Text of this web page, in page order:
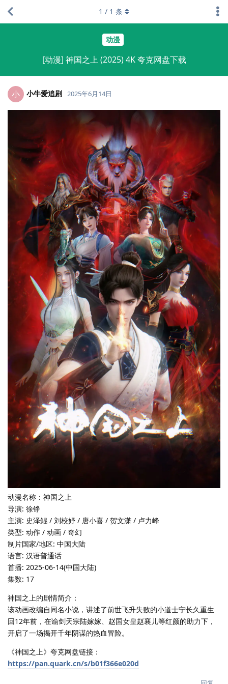
动漫
[动漫] 神国之上 (2025) 4K 夸克网盘下载
1 / 1 条
小 小牛爱追剧 2025年6月14日
动漫名称：神国之上
导演: 徐铮
主演: 史泽鲲 / 刘校妤 / 唐小喜 / 贺文潇 / 卢力峰
类型: 动作 / 动画 / 奇幻
制片国家/地区: 中国大陆
语言: 汉语普通话
首播: 2025-06-14(中国大陆)
集数: 17
神国之上的剧情简介：
该动画改编自同名小说，讲述了前世飞升失败的小道士宁长久重生
回12年前，在谕剑天宗陆嫁嫁、赵国女皇赵襄儿等红颜的助力下，
开启了一场揭开千年阴谋的热血冒险。
《神国之上》夸克网盘链接：
https://pan.quark.cn/s/b01f366e020d